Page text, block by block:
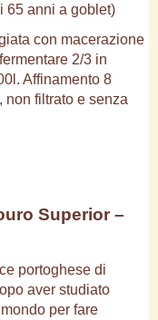
65 anni a goblet)
con macerazione
2/3 in
Affinamento 8
non filtrato e senza
Superior –
portoghese di
aver studiato
per fare